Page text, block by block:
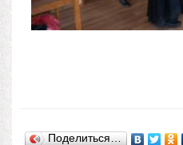
Поделиться…